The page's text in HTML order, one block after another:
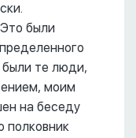
были
те люди,
моим
на беседу
полковник